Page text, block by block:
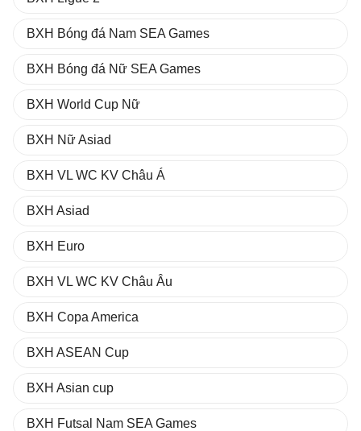
BXH Bóng đá Nam SEA Games
BXH Bóng đá Nữ SEA Games
BXH World Cup Nữ
BXH Nữ Asiad
BXH VL WC KV Châu Á
BXH Asiad
BXH Euro
BXH VL WC KV Châu Âu
BXH Copa America
BXH ASEAN Cup
BXH Asian cup
BXH Futsal Nam SEA Games